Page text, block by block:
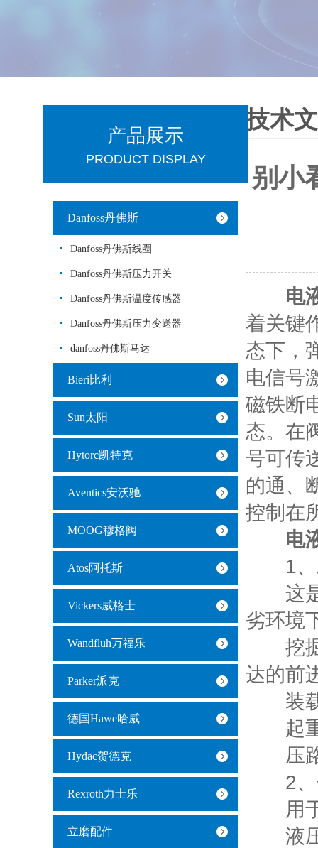
产品展示
PRODUCT DISPLAY
Danfoss丹佛斯
Danfoss丹佛斯线圈
Danfoss丹佛斯压力开关
Danfoss丹佛斯温度传感器
Danfoss丹佛斯压力变送器
danfoss丹佛斯马达
Bieri比利
Sun太阳
Hytorc凯特克
Aventics安沃驰
MOOG穆格阀
Atos阿托斯
Vickers威格士
Wandfluh万福乐
Parker派克
德国Hawe哈威
Hydac贺德克
Rexroth力士乐
立磨配件
技术
别小
电
着关键
态下，
电信号
磁铁断
态。在
号可传
的通、
控制在
电
1、工
这是
劣环境
挖掘
达的前
装载
起重
压路
2、金
用于
液压